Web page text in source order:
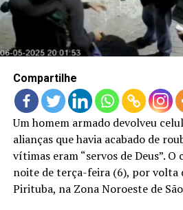
Compartilhe
Um homem armado devolveu
alianças que havia acabado de
vítimas eram “servos de Deus”. O
noite de terça-feira (6), por volta
Pirituba, na Zona Noroeste de